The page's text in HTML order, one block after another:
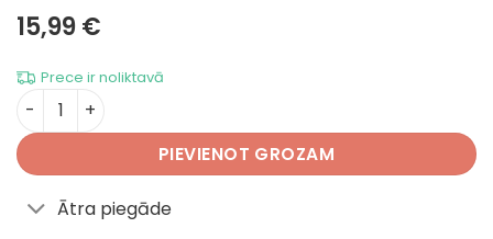
15,99€
Prece ir noliktavā
Time Lag Delay Spray daudzums
PIEVIENOT GROZAM
Ātra piegāde